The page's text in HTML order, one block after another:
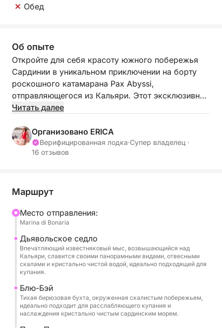
Обед
Об опыте
Откройте для себя красоту южного побережья
Сардинии в уникальном приключении на борту
роскошного катамарана Pax Abyssi,
отправляющегося из Кальяри. Этот эксклюзивный
день в море приглашает вас открыть для себя
некоторые из самых знаковых прибрежных мест
региона, наслаждаясь при этом комфортом и
элегантностью просторного катамарана.
внушительному мысу Селла-дель-Диаволо,
доминирующему над береговой линией Кальяри.
Оттуда круиз продолжается к потрясающей бухте
Байя-Аззурра, где бирюзовые воды и
окружающая тишина создают идеальные условия
для вашего первого купания. Затем приключение
ведет к Мари-Пинтау, одному из самых красивых
пляжей Сардинии, известному своими невероятно
чистыми водами, напоминающими природную
картину синих и изумрудных оттенков.
Читать далее
Организовано ERICA
Верифицированная лодка·Супер владелец ·
16 отзывов
Маршрут
Mесто отправления:
Marina di Bonaria
Дьявольское седло
Впечатляющий известняковый мыс, возвышающийся над
Кальяри, славится своими панорамными видами, отвесными
скалами и кристально чистой водой, идеально подходящей для
купания.
Блю-Бэй
Тихая бирюзовая бухта, окруженная скалистым побережьем,
идеально подходит для расслабляющего купания и
наслаждения кристально чистым сардинским морем.